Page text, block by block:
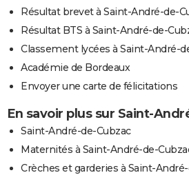
Résultat brevet à Saint-André-de-
Résultat BTS à Saint-André-de-
Classement lycées à Saint-André-
Académie de Bordeaux
Envoyer une carte de félicitations
En savoir plus sur Saint-
Saint-André-de-Cubzac
Maternités à Saint-André-de-
Crèches et garderies à Saint-